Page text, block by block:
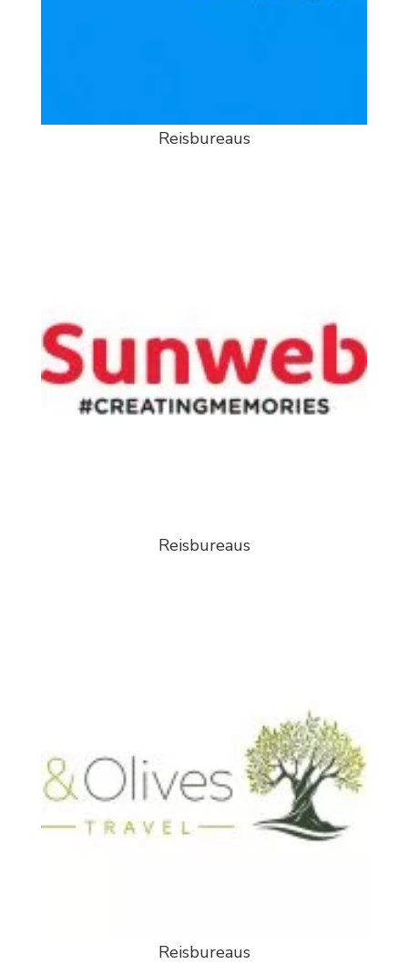
Reisbureaus
Reisbureaus
Reisbureaus